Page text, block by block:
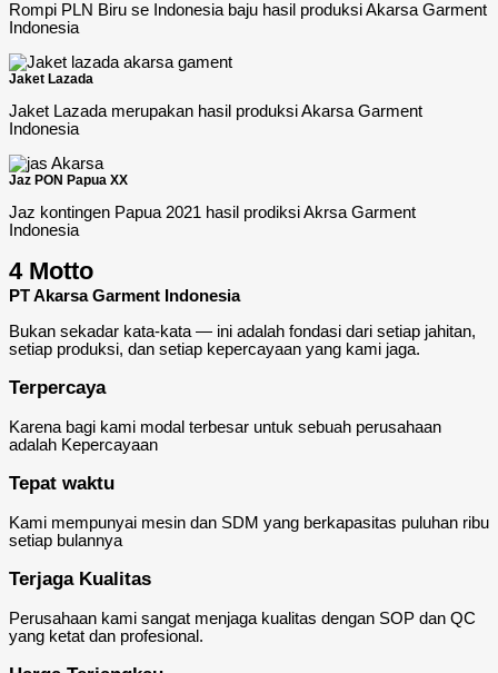
Rompi PLN Biru se Indonesia baju hasil produksi Akarsa Garment
Indonesia
Jaket Lazada
Jaket Lazada merupakan hasil produksi Akarsa Garment
Indonesia
Jaz PON Papua XX
Jaz kontingen Papua 2021 hasil prodiksi Akrsa Garment
Indonesia
4 Motto
PT Akarsa Garment Indonesia
Bukan sekadar kata-kata — ini adalah fondasi dari setiap jahitan,
setiap produksi, dan setiap kepercayaan yang kami jaga.
Terpercaya
Karena bagi kami modal terbesar untuk sebuah perusahaan
adalah Kepercayaan
Tepat waktu
Kami mempunyai mesin dan SDM yang berkapasitas puluhan ribu
setiap bulannya
Terjaga Kualitas
Perusahaan kami sangat menjaga kualitas dengan SOP dan QC
yang ketat dan profesional.